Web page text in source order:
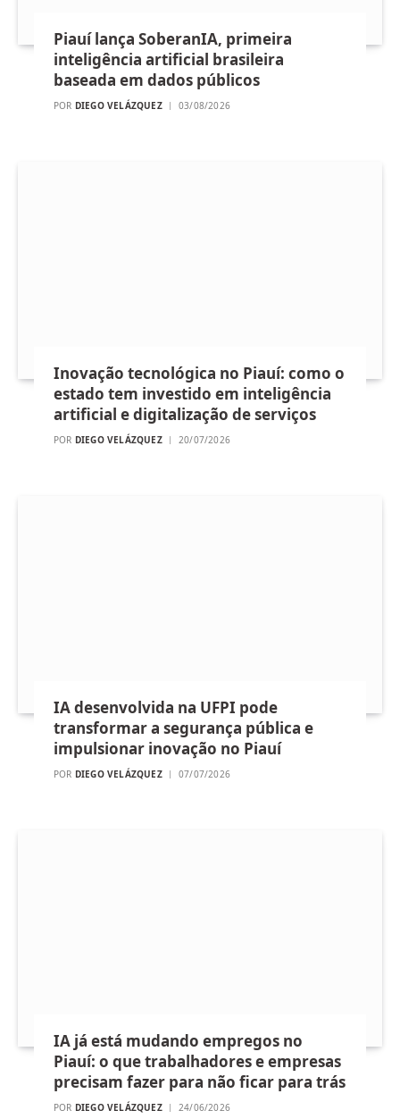
Piauí lança SoberanIA, primeira
inteligência artificial brasileira
baseada em dados públicos
POR DIEGO VELÁZQUEZ 03/08/2026
Inovação tecnológica no Piauí: como o
estado tem investido em inteligência
artificial e digitalização de serviços
POR DIEGO VELÁZQUEZ 20/07/2026
IA desenvolvida na UFPI pode
transformar a segurança pública e
impulsionar inovação no Piauí
POR DIEGO VELÁZQUEZ 07/07/2026
IA já está mudando empregos no
Piauí: o que trabalhadores e empresas
precisam fazer para não ficar para trás
POR DIEGO VELÁZQUEZ 24/06/2026